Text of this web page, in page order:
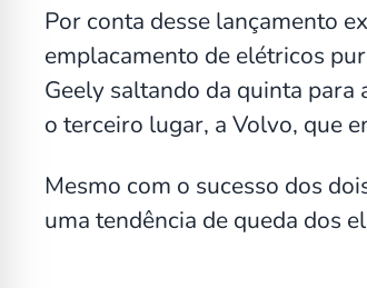
Por conta desse lançamento
emplacamento de elétricos
Geely saltando da quinta para
o terceiro lugar, a Volvo, que
Mesmo com o sucesso dos
uma tendência de queda dos